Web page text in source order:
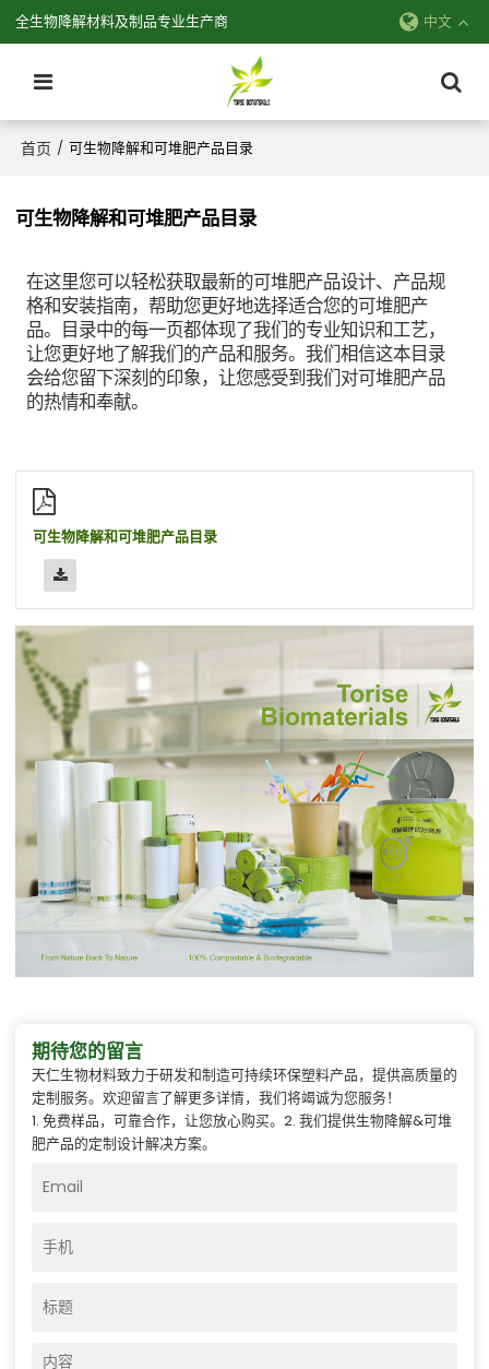
全生物降解材料及制品专业生产商 中文
首页 / 可生物降解和可堆肥产品目录
可生物降解和可堆肥产品目录
在这里您可以轻松获取最新的可堆肥产品设计、产品规
格和安装指南，帮助您更好地选择适合您的可堆肥产
品。目录中的每一页都体现了我们的专业知识和工艺，
让您更好地了解我们的产品和服务。我们相信这本目录
会给您留下深刻的印象，让您感受到我们对可堆肥产品
的热情和奉献。
可生物降解和可堆肥产品目录
期待您的留言
天仁生物材料致力于研发和制造可持续环保塑料产品，提供高质量的
定制服务。欢迎留言了解更多详情，我们将竭诚为您服务！
1. 免费样品，可靠合作，让您放心购买。2. 我们提供生物降解&可堆
肥产品的定制设计解决方案。